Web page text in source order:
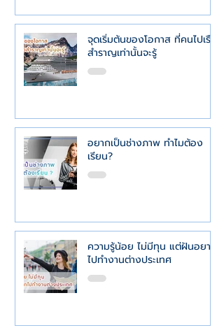
จุดเริ่มต้นของโอกาส ที่คนไปเรือ
สำราญเท่านั้นจะรู้
อยากเป็นช่างภาพ ทำไมต้อง
เรียน?
ความรู้น้อย ไม่มีทุน แต่ฝันอยาก
ไปทำงานต่างประเทศ